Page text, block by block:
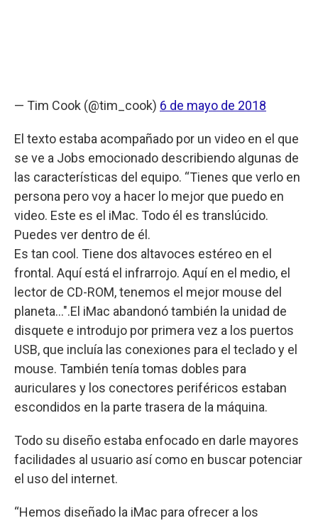
— Tim Cook (@tim_cook) 6 de mayo de 2018
El texto estaba acompañado por un video en el que
se ve a Jobs emocionado describiendo algunas de
las características del equipo. “Tienes que verlo en
persona pero voy a hacer lo mejor que puedo en
video. Este es el iMac. Todo él es translúcido.
Puedes ver dentro de él.
Es tan cool. Tiene dos altavoces estéreo en el
frontal. Aquí está el infrarrojo. Aquí en el medio, el
lector de CD-ROM, tenemos el mejor mouse del
planeta...".El iMac abandonó también la unidad de
disquete e introdujo por primera vez a los puertos
USB, que incluía las conexiones para el teclado y el
mouse. También tenía tomas dobles para
auriculares y los conectores periféricos estaban
escondidos en la parte trasera de la máquina.
Todo su diseño estaba enfocado en darle mayores
facilidades al usuario así como en buscar potenciar
el uso del internet.
“Hemos diseñado la iMac para ofrecer a los